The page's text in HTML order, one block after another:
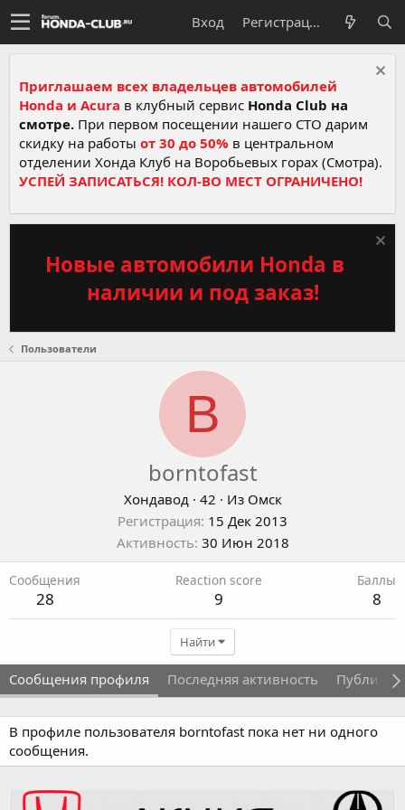
Вход Регистрация
Приглашаем всех владельцев автомобилей
Honda и Acura в клубный сервис Honda Club на
смотре. При первом посещении нашего СТО дарим
скидку на работы от 30 до 50% в центральном
отделении Хонда Клуб на Воробьевых горах (Смотра).
УСПЕЙ ЗАПИСАТЬСЯ! КОЛ-ВО МЕСТ ОГРАНИЧЕНО!
Новые автомобили Honda в
наличии и под заказ!
Пользователи
B
borntofast
Хондавод · 42 · Из Омск
Регистрация 15 Дек 2013
Активность 30 Июн 2018
Сообщения
28
Reaction score
9
Баллы
8
Найти
Сообщения профиля Последняя активность
В профиле пользователя borntofast пока нет ни одного
сообщения.